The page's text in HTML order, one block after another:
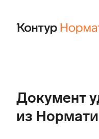
Документ
из